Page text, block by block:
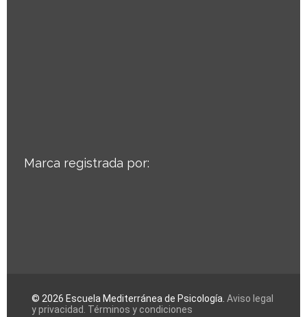
Marca registrada por:
© 2026 Escuela Mediterránea de Psicología. Aviso legal
y privacidad. Términos y condiciones